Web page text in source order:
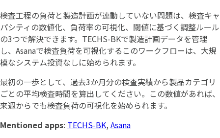
検査工程の負荷と製造計画が連動していない問題は、検査キャ
パシティの数値化、負荷率の可視化、閾値に基づく調整ルール
の3つで解決できます。TECHS-BKで製造計画データを管理
し、Asanaで検査負荷を可視化するこのワークフローは、大規
模なシステム投資なしに始められます。
最初の一歩として、過去3か月分の検査実績から製品カテゴリ
ごとの平均検査時間を算出してください。この数値があれば、
来週からでも検査負荷の可視化を始められます。
Mentioned apps: TECHS-BK, Asana